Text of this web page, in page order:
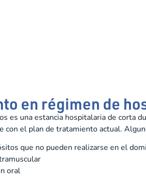
en régimen de
es una estancia hospitalaria de corta
el plan de tratamiento actual.
que no pueden realizarse en el
oral